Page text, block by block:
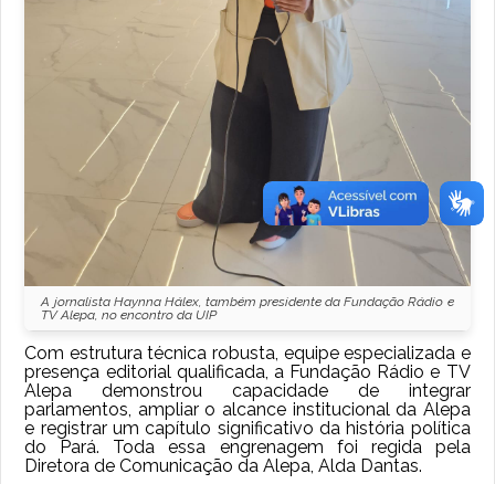
A jornalista Haynna Hálex, também presidente da Fundação Rádio e
TV Alepa, no encontro da UIP
Com estrutura técnica robusta, equipe especializada e
presença editorial qualificada, a Fundação Rádio e TV
Alepa demonstrou capacidade de integrar
parlamentos, ampliar o alcance institucional da Alepa
e registrar um capítulo significativo da história política
do Pará. Toda essa engrenagem foi regida pela
Diretora de Comunicação da Alepa, Alda Dantas.